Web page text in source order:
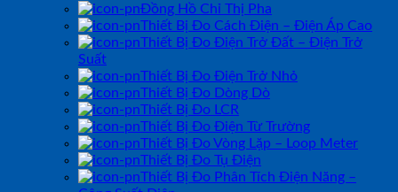
Đồng Hồ Chỉ Thị Pha
Thiết Bị Đo Cách Điện – Điện Áp Cao
Thiết Bị Đo Điện Trở Đất – Điện Trở
Suất
Thiết Bị Đo Điện Trở Nhỏ
Thiết Bị Đo Dòng Dò
Thiết Bị Đo LCR
Thiết Bị Đo Điện Từ Trường
Thiết Bị Đo Vòng Lặp – Loop Meter
Thiết Bị Đo Tụ Điện
Thiết Bị Đo Phân Tích Điện Năng –